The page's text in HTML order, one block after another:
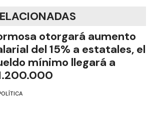
otorgará aumento
del 15% a estatales, el
mínimo llegará a